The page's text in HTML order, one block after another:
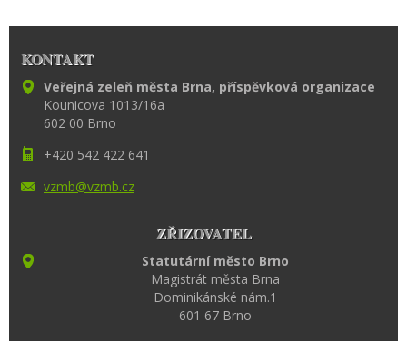
KONTAKT
Veřejná zeleň města Brna, příspěvková organizace
Kounicova 1013/16a
602 00 Brno
+420 542 422 641
vzmb@vzmb.cz
ZŘIZOVATEL
Statutární město Brno
Magistrát města Brna
Dominikánské nám.1
601 67 Brno